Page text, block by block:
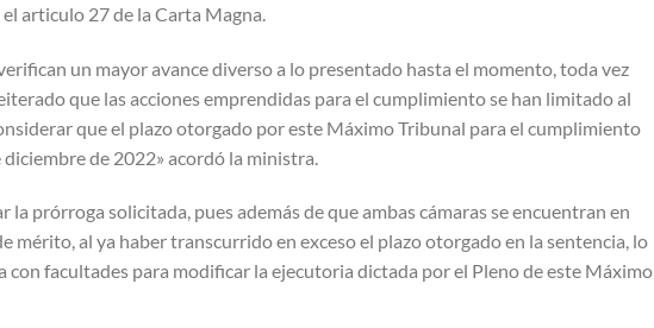
articulo 27 de la Carta Magna.
un mayor avance diverso a lo presentado hasta el momento, toda vez
que las acciones emprendidas para el cumplimiento se han limitado al
que el plazo otorgado por este Máximo Tribunal para el cumplimiento
de 2022» acordó la ministra.
la prórroga solicitada, pues además de que ambas cámaras se encuentran en
mérito, al ya haber transcurrido en exceso el plazo otorgado en la sentencia, lo
con facultades para modificar la ejecutoria dictada por el Pleno de este Máximo